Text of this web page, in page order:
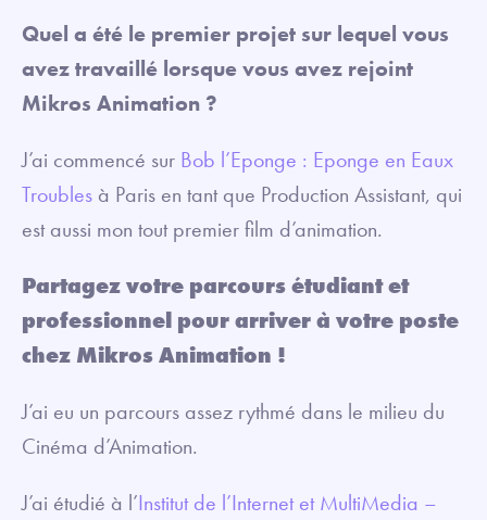
Quel a été le premier projet sur lequel vous
avez travaillé lorsque vous avez rejoint
Mikros Animation ?
J’ai commencé sur Bob l’Eponge : Eponge en Eaux
Troubles à Paris en tant que Production Assistant, qui
est aussi mon tout premier film d’animation.
Partagez votre parcours étudiant et
professionnel pour arriver à votre poste
chez Mikros Animation !
J’ai eu un parcours assez rythmé dans le milieu du
Cinéma d’Animation.
J’ai étudié à l’Institut de l’Internet et MultiMedia –